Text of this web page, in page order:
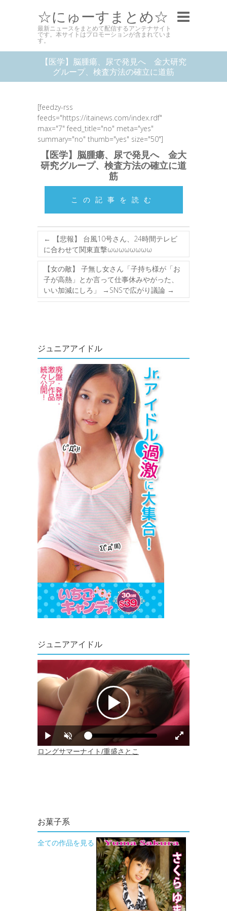
☆にゅーすまとめ☆
最新ニュースをまとめて配信するアンテナサイト
です。本サイトはプロモーションが含まれていま
す。
【医学】脳腫瘍、尿で発見へ 金大研究
グループ、検査方法の確立に道筋
[feedzy-rss
feeds="https://itainews.com/index.rdf"
max="7" feed_title="no" meta="yes"
summary="no" thumb="yes" size="50"]
【医学】脳腫瘍、尿で発見へ 金大
研究グループ、検査方法の確立に道
筋
この記事を読む
←
【悲報】 台風10号さん、24時間テレビ
に合わせて関東直撃ωωωωωωωω
【女の敵】 子無し女さん「子持ち様が「お
子が高熱」とか言って仕事休みやがった、
いい加減にしろ」 →SNSで広がり議論 →
ジュニアアイドル
ジュニアアイドル
お菓子系
全ての作品を見る